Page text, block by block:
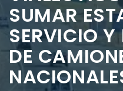
SUMAR
SERVICIO Y
DE